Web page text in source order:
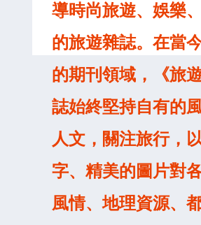
導時尚旅遊、娛樂
的旅遊雜誌。在當
的期刊領域，《旅
誌始終堅持自有的
人文，關注旅行，
字、精美的圖片對
風情、地理資源、